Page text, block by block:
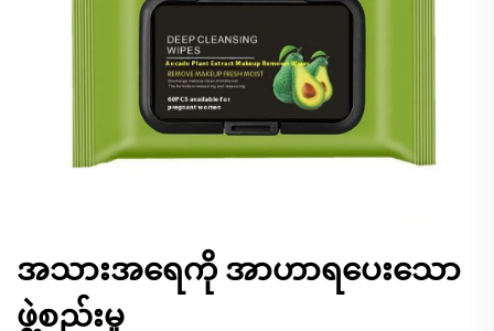
အသားအရေကို အာဟာရပေးသော
ဖွဲ့စည်းမှု